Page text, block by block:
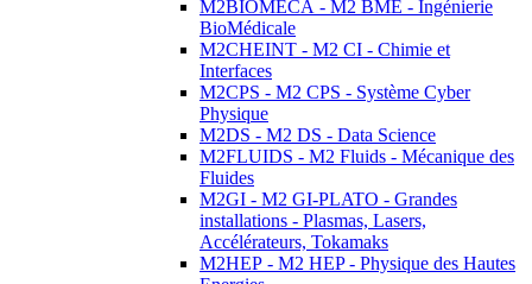
M2BIOMECA - M2 BME - Ingénierie
BioMédicale
M2CHEINT - M2 CI - Chimie et
Interfaces
M2CPS - M2 CPS - Système Cyber
Physique
M2DS - M2 DS - Data Science
M2FLUIDS - M2 Fluids - Mécanique des
Fluides
M2GI - M2 GI-PLATO - Grandes
installations - Plasmas, Lasers,
Accélérateurs, Tokamaks
M2HEP - M2 HEP - Physique des Hautes